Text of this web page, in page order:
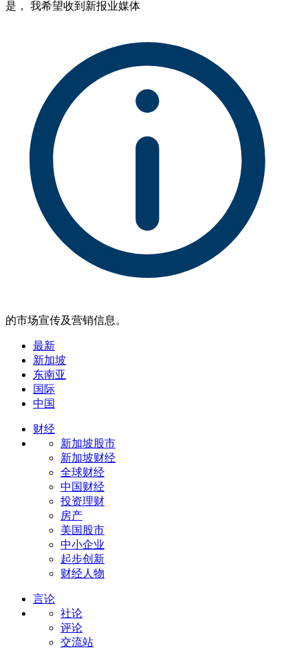
是， 我希望收到新报业媒体
的市场宣传及营销信息。
最新
新加坡
东南亚
国际
中国
财经
新加坡股市
新加坡财经
全球财经
中国财经
投资理财
房产
美国股市
中小企业
起步创新
财经人物
言论
社论
评论
交流站